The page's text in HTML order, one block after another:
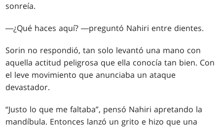
sonreía.
―¿Qué haces aquí? ―preguntó Nahiri entre dientes.
Sorin no respondió, tan solo levantó una mano con
aquella actitud peligrosa que ella conocía tan bien. Con
el leve movimiento que anunciaba un ataque
devastador.
“Justo lo que me faltaba”, pensó Nahiri apretando la
mandíbula. Entonces lanzó un grito e hizo que una